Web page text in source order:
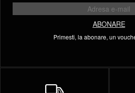
ABONARE
Primesti, la abonare, un